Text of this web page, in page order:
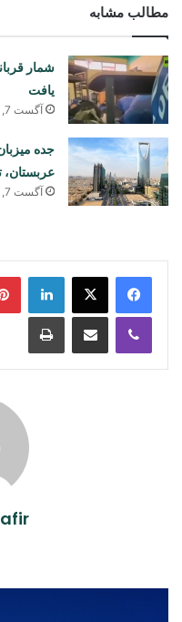
مطالب مشابه
شمار
یافت
آگست 7, 2026
جده
عربستان،
آگست 7, 2026
Viber
Share via Email
Print